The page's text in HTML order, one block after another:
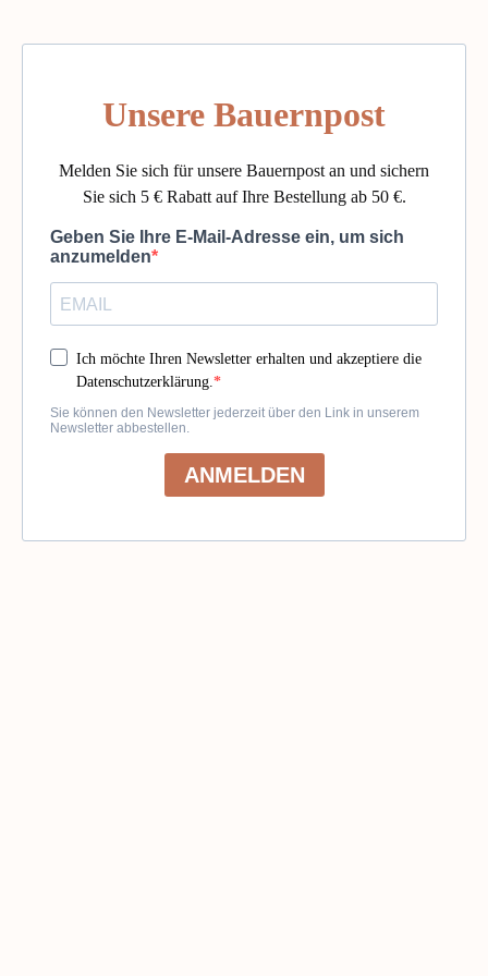
Unsere Bauernpost
Melden Sie sich für unsere Bauernpost an und sichern
Sie sich 5 € Rabatt auf Ihre Bestellung ab 50 €.
Geben Sie Ihre E-Mail-Adresse ein, um sich
anzumelden
Ich möchte Ihren Newsletter erhalten und akzeptiere die
Datenschutzerklärung.
Sie können den Newsletter jederzeit über den Link in unserem
Newsletter abbestellen.
ANMELDEN